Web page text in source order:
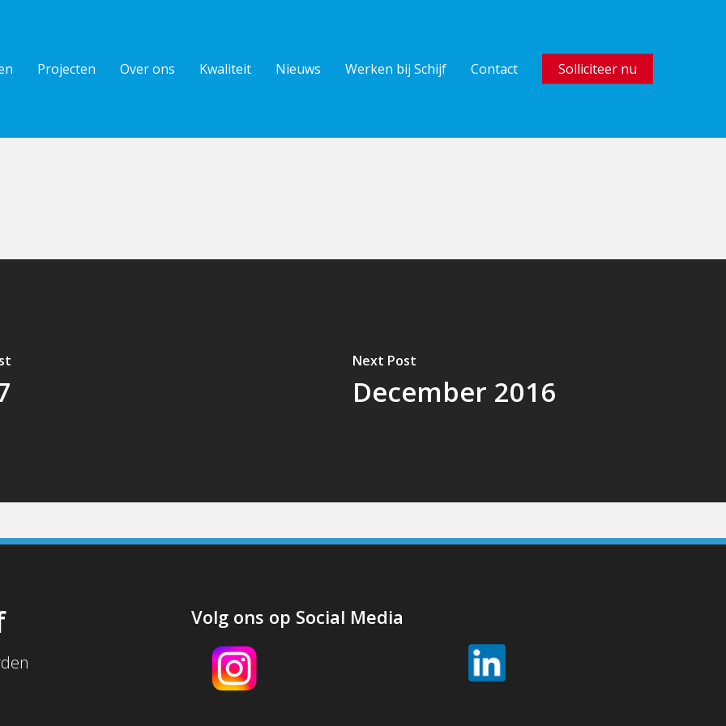
Projecten Over ons Kwaliteit Nieuws Werken bij Schijf Contact Solliciteer nu
Next Post
December 2016
Volg ons op Social Media